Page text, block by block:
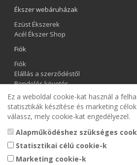
Ékszer webáruházak
Ezüst Ékszerek
Acél Ékszer Shop
Fiók
Fiók
Elállás a szerződéstől
Rendelés követés
Kívánságlista
Hírlevél
Gyermek Ékszer Shop
Ez a weboldal cookie-kat használ a
statisztikák készítése és marketing
válassz, mely cookie-kat engedélyezel.
Alapműködéshez szükséges
Statisztikai célú cookie-k
Marketing cookie-k